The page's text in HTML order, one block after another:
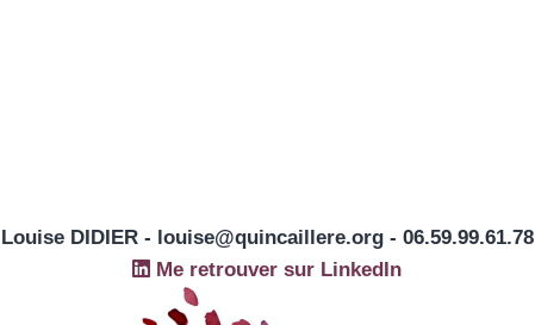
Louise DIDIER - louise@quincaillere.org - 06.59.99.61.78
Me retrouver sur LinkedIn